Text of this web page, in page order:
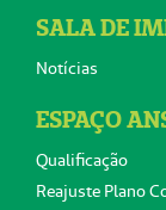
SALA DE
Notícias
ESPAÇO
Qualificação
Reajuste Plano